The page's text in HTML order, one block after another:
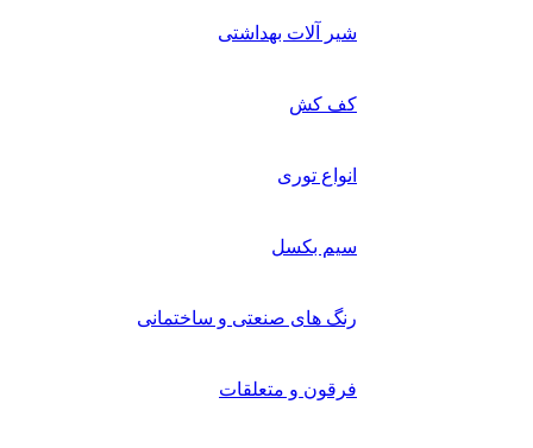
شیر آلات بهداشتی
کف کش
انواع توری
سیم بکسل
رنگ های صنعتی و ساختمانی
فرقون و متعلقات